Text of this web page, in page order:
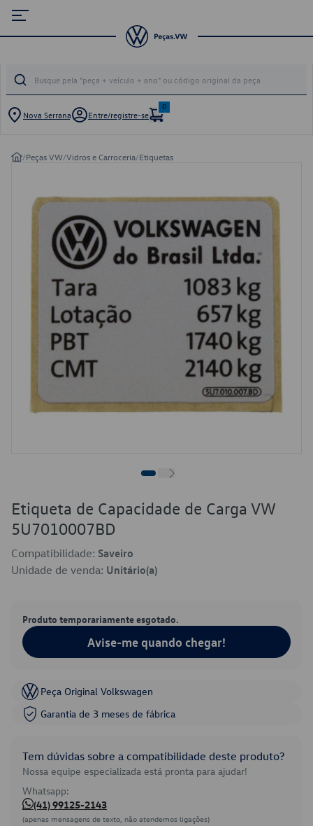
Nova Serrana Entre/registre-se
0
/Peças VW/Vidros e Carroceria/Etiquetas
Etiqueta de Capacidade de Carga VW
5U7010007BD
Compatibilidade: Saveiro
Unidade de venda: Unitário(a)
Produto temporariamente esgotado.
Avise-me quando chegar!
Peça Original Volkswagen
Garantia de 3 meses de fábrica
Tem dúvidas sobre a compatibilidade deste produto?
Nossa equipe especializada está pronta para ajudar!
Whatsapp:
(41) 99125-2143
(apenas mensagens de texto, não atendemos ligações)